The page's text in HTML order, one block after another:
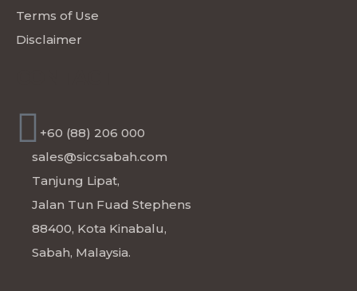
Terms of Use
Disclaimer
+60 (88) 206 000
sales@siccsabah.com
Tanjung Lipat,
Jalan Tun Fuad Stephens
88400, Kota Kinabalu,
Sabah, Malaysia.